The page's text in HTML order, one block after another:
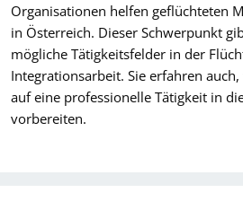
Organisationen helfen geflüchteten
in Österreich. Dieser Schwerpunkt
mögliche Tätigkeitsfelder in der
Integrationsarbeit. Sie erfahren
auf eine professionelle Tätigkeit in
vorbereiten.